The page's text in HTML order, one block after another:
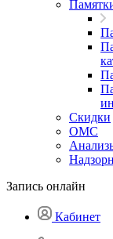
Скидки
ОМС
Запись онлайн
Кабинет